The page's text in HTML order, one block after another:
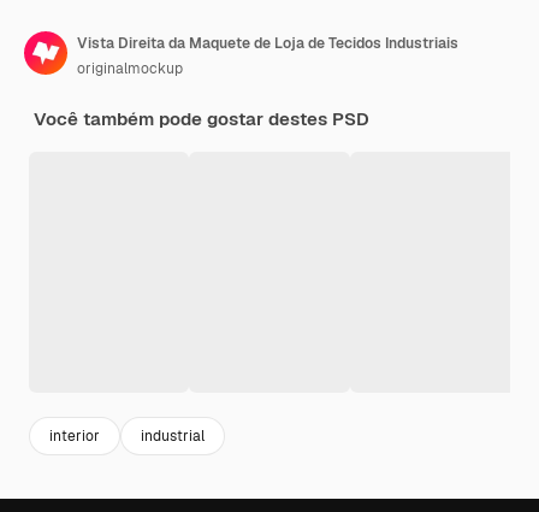
Vista Direita da Maquete de Loja de Tecidos Industriais
originalmockup
Você também pode gostar destes PSD
interior industrial